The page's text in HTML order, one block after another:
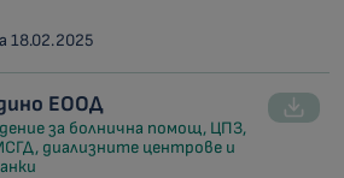
18.02.2025
ЕООД
за болнична помощ, ЦПЗ,
диализните центрове и